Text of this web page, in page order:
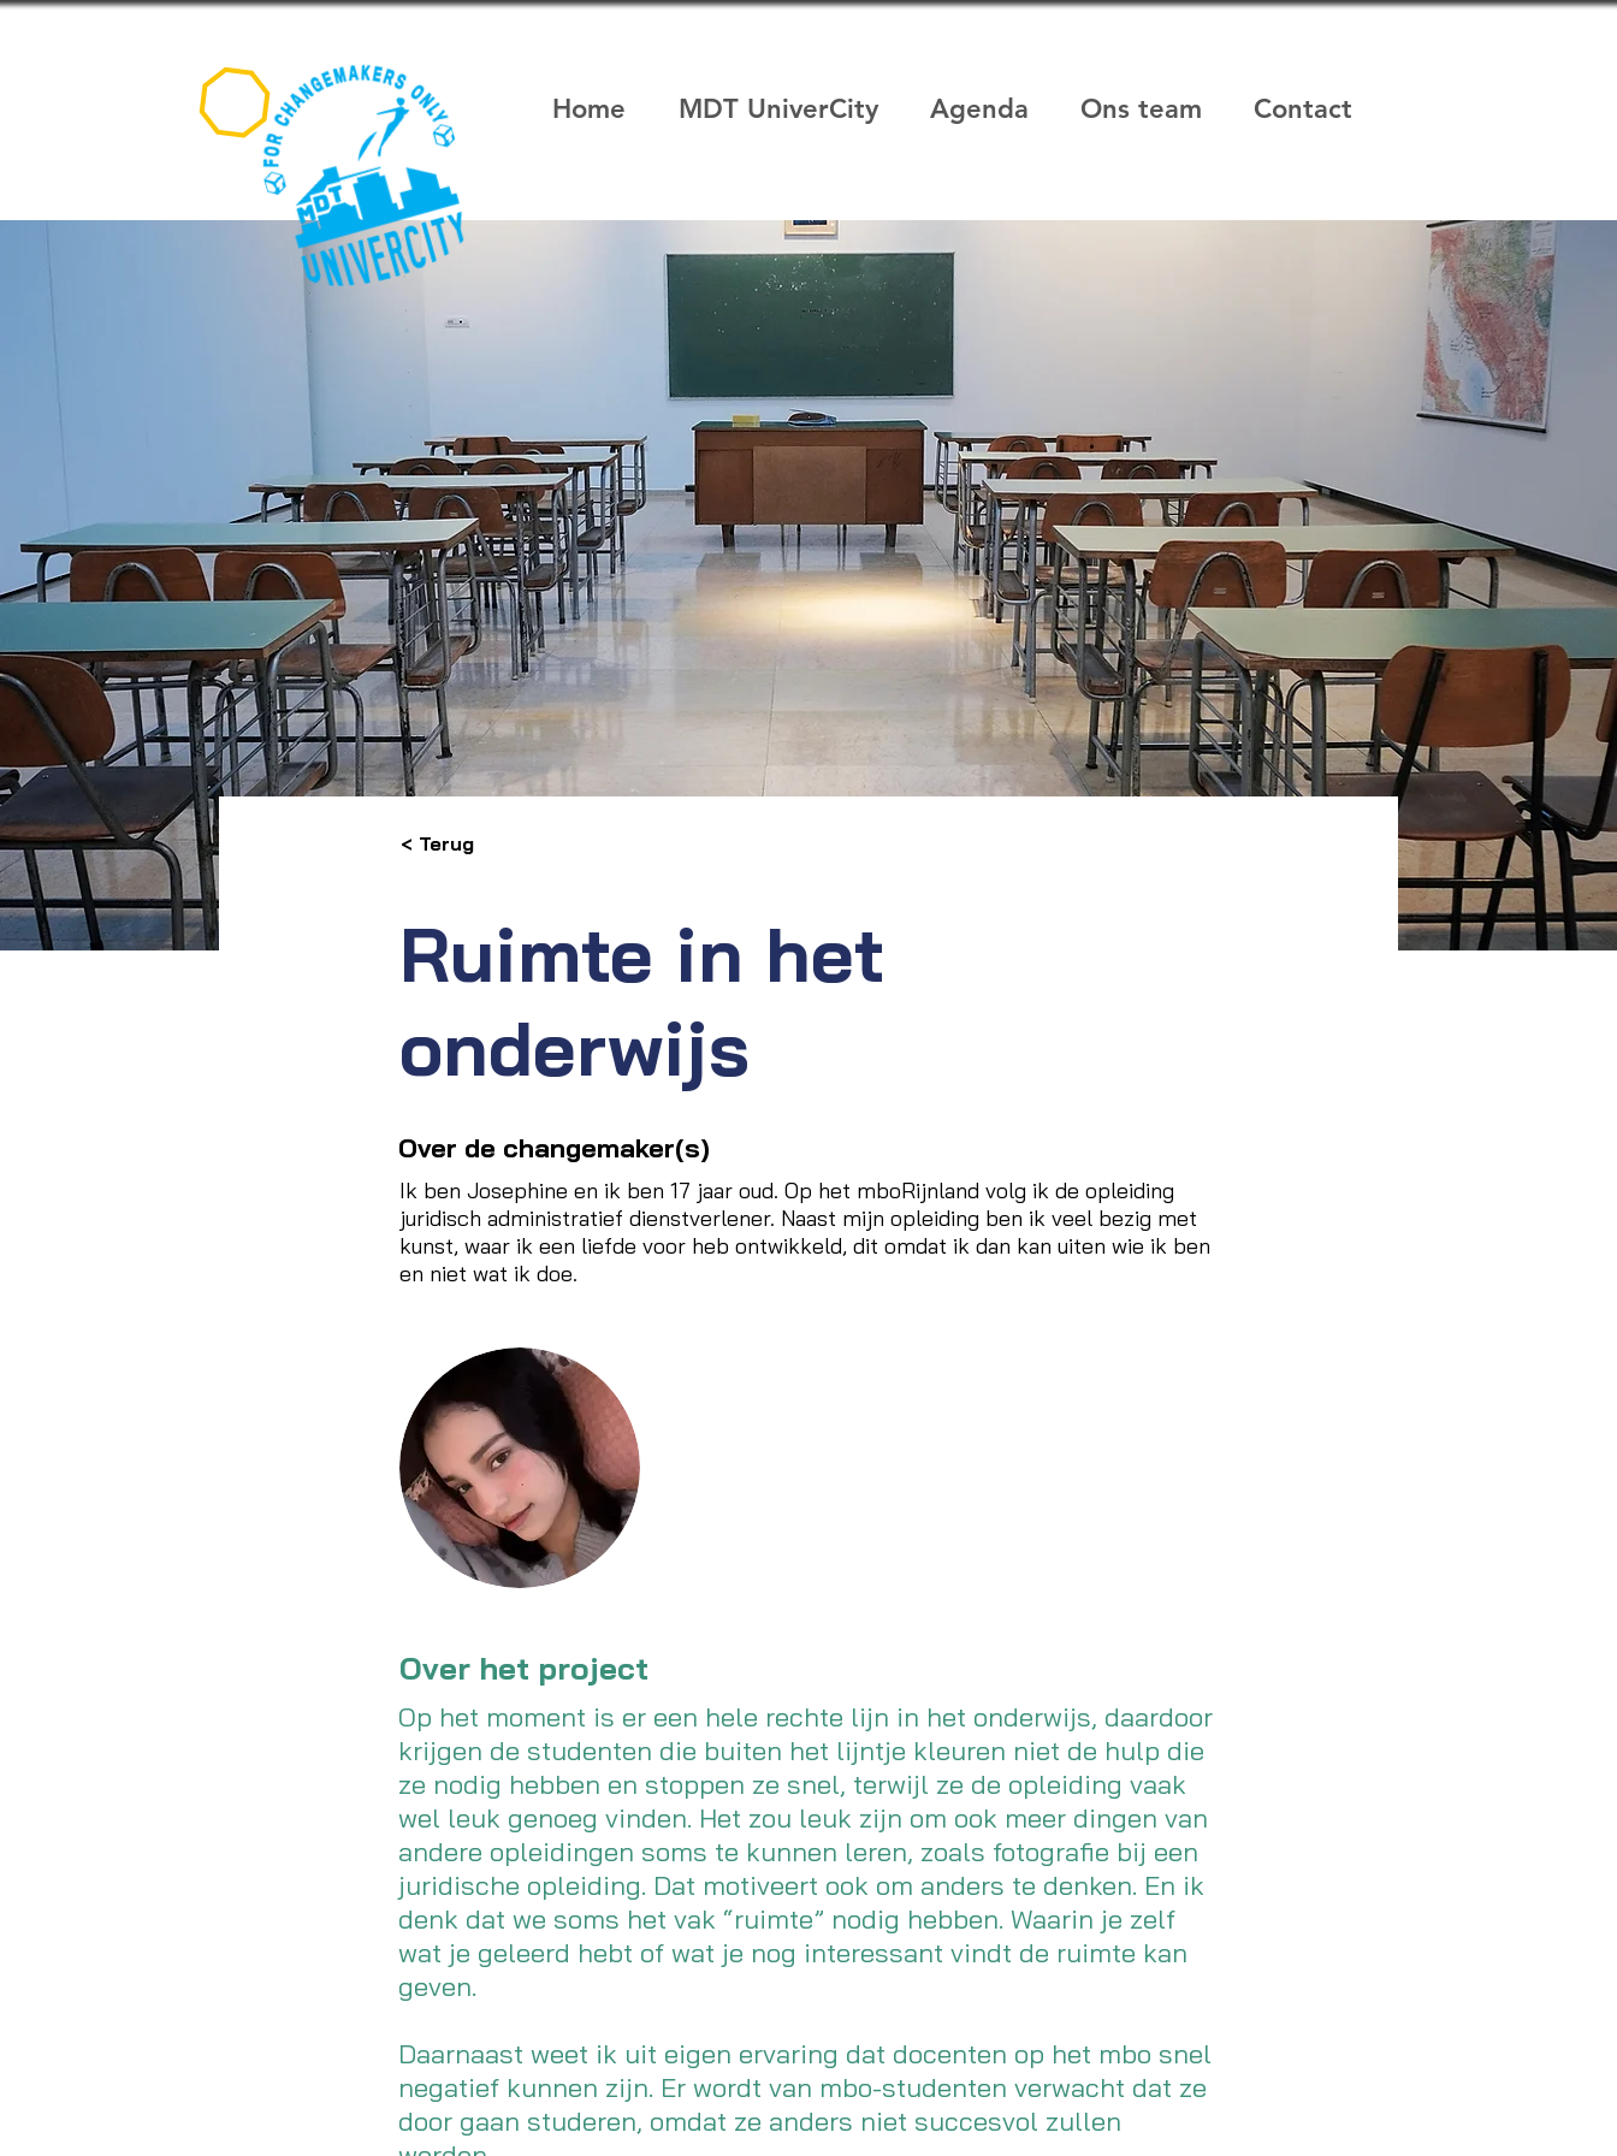
Home MDT UniverCity Agenda Ons team Contact
< Terug
Ruimte in het
onderwijs
Over de changemaker(s)
Ik ben Josephine en ik ben 17 jaar oud. Op het mboRijnland volg ik de opleiding
juridisch administratief dienstverlener. Naast mijn opleiding ben ik veel bezig met
kunst, waar ik een liefde voor heb ontwikkeld, dit omdat ik dan kan uiten wie ik ben
en niet wat ik doe.
Over het project
Op het moment is er een hele rechte lijn in het onderwijs, daardoor
krijgen de studenten die buiten het lijntje kleuren niet de hulp die
ze nodig hebben en stoppen ze snel, terwijl ze de opleiding vaak
wel leuk genoeg vinden. Het zou leuk zijn om ook meer dingen van
andere opleidingen soms te kunnen leren, zoals fotografie bij een
juridische opleiding. Dat motiveert ook om anders te denken. En ik
denk dat we soms het vak “ruimte” nodig hebben. Waarin je zelf
wat je geleerd hebt of wat je nog interessant vindt de ruimte kan
geven.
Daarnaast weet ik uit eigen ervaring dat docenten op het mbo snel
negatief kunnen zijn. Er wordt van mbo-studenten verwacht dat ze
door gaan studeren, omdat ze anders niet succesvol zullen